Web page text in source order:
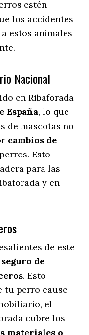
estén
los accidentes
estos animales
Nacional
en Ribaforada
España, lo que
de mascotas no
cambios de
. Esto
para las
y en
de este
de
. Esto
tu perro cause
el
cubre los
materiales o